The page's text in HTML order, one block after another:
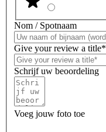
Nom / Spotnaam
Give your review a title*
Schrijf uw beoordeling
Voeg jouw foto toe